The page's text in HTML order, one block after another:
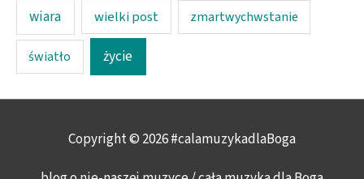
wiara wielki post zmartwychwstanie
światło życie
Copyright © 2026#calamuzykadlaBoga